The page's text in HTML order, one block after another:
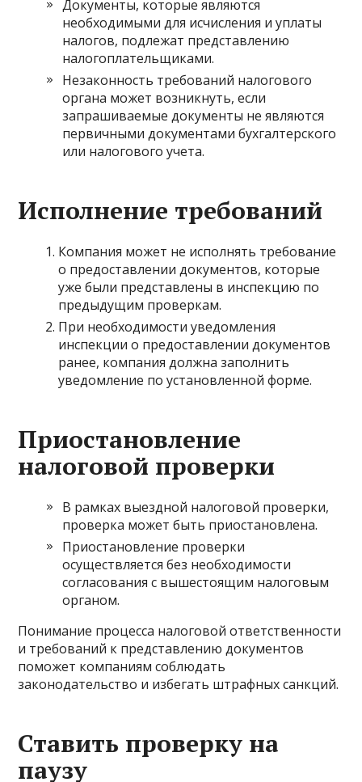
Документы, которые являются
необходимыми для исчисления и уплаты
налогов, подлежат представлению
налогоплательщиками.
Незаконность требований налогового
органа может возникнуть, если
запрашиваемые документы не являются
первичными документами бухгалтерского
или налогового учета.
Исполнение требований
Компания может не исполнять требование
о предоставлении документов, которые
уже были представлены в инспекцию по
предыдущим проверкам.
При необходимости уведомления
инспекции о предоставлении документов
ранее, компания должна заполнить
уведомление по установленной форме.
Приостановление
налоговой проверки
В рамках выездной налоговой проверки,
проверка может быть приостановлена.
Приостановление проверки
осуществляется без необходимости
согласования с вышестоящим налоговым
органом.
Понимание процесса налоговой ответственности
и требований к представлению документов
поможет компаниям соблюдать
законодательство и избегать штрафных санкций.
Ставить проверку на
паузу